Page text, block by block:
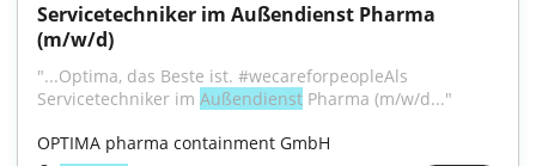
Servicetechniker im Außendienst Pharma
(m/w/d)
"...Optima, das Beste ist. #wecareforpeopleAls
Servicetechniker im Außendienst Pharma (m/w/d..."
OPTIMA pharma containment GmbH